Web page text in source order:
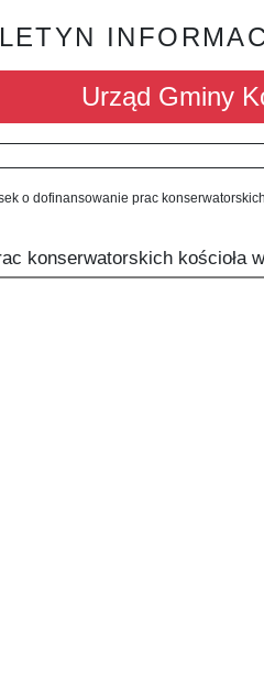
Urząd Gminy
o dofinansowanie prac
konserwatorskich kościoła